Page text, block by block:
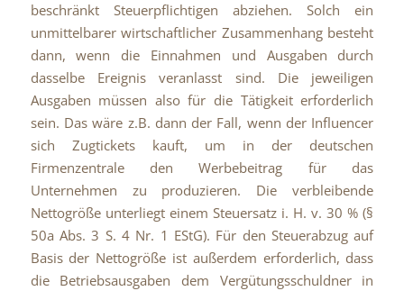
beschränkt Steuerpflichtigen abziehen. Solch ein
unmittelbarer wirtschaftlicher Zusammenhang besteht
dann, wenn die Einnahmen und Ausgaben durch
dasselbe Ereignis veranlasst sind. Die jeweiligen
Ausgaben müssen also für die Tätigkeit erforderlich
sein. Das wäre z.B. dann der Fall, wenn der Influencer
sich Zugtickets kauft, um in der deutschen
Firmenzentrale den Werbebeitrag für das
Unternehmen zu produzieren. Die verbleibende
Nettogröße unterliegt einem Steuersatz i. H. v. 30 % (§
50a Abs. 3 S. 4 Nr. 1 EStG). Für den Steuerabzug auf
Basis der Nettogröße ist außerdem erforderlich, dass
die Betriebsausgaben dem Vergütungsschuldner in